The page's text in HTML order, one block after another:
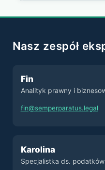
Nasz zespół
Fin
Analityk prawny i
fin@semperparatus.legal
Karolina
Specjalistka ds.